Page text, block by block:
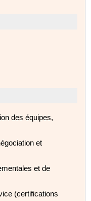
des équipes,
et
et de
(certifications